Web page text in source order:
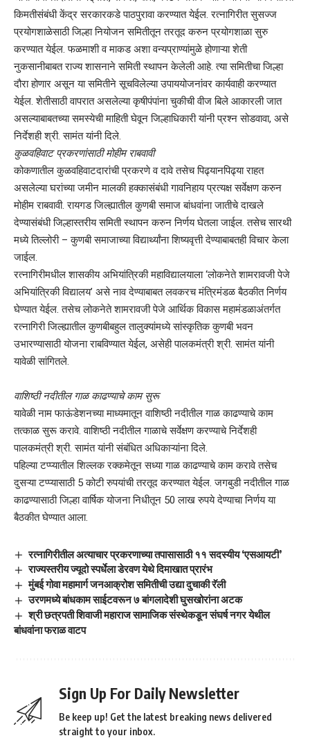
किमतीसंबंधी केंद्र सरकारकडे पाठपुरावा करण्यात येईल. रत्नागिरीत सुसज्ज
प्रयोगशाळेसाठी जिल्हा नियोजन समितीतून तरतूद करुन प्रयोगशाळा सुरु
करण्यात येईल. फळमाशी व माकड अशा वन्यप्राण्यांमुळे होणाऱ्या शेती
नुकसानीबाबत राज्य शासनाने समिती स्थापन केलेली आहे. त्या समितीचा जिल्हा
दौरा होणार असून या समितीने सूचविलेल्या उपाययोजनांवर कार्यवाही करण्यात
येईल. शेतीसाठी वापरात असलेल्या कृषीपंपांना चुकीची वीज बिले आकारली जात
असल्याबाबतच्या समस्येची माहिती घेवून जिल्हाधिकारी यांनी प्रश्न सोडवावा, असे
निर्देशही श्री. सामंत यांनी दिले.
कुळवहिवाट प्रकरणांसाठी मोहीम राबवावी
कोकणातील कुळवहिवाटदारांची प्रकरणे व दावे तसेच पिढ्यानपिढ्या राहत
असलेल्या घरांच्या जमीन मालकी हक्कासंबंधी गावनिहाय प्रत्यक्ष सर्वेक्षण करुन
मोहीम राबवावी. रायगड जिल्ह्यातील कुणबी समाज बांधवांना जातीचे दाखले
देण्यासंबंधी जिल्हास्तरीय समिती स्थापन करुन निर्णय घेतला जाईल. तसेच सारथी
मध्ये तिल्लोरी – कुणबी समाजाच्या विद्यार्थ्यांना शिष्यवृत्ती देण्याबाबतही विचार केला
जाईल.
रत्नागिरीमधील शासकीय अभियांत्रिकी महाविद्यालयाला ‘लोकनेते शामरावजी पेजे
अभियांत्रिकी विद्यालय’ असे नाव देण्याबाबत लवकरच मंत्रिमंडळ बैठकीत निर्णय
घेण्यात येईल. तसेच लोकनेते शामरावजी पेजे आर्थिक विकास महामंडळाअंतर्गत
रत्नागिरी जिल्ह्यातील कुणबीबहुल तालुक्यांमध्ये सांस्कृतिक कुणबी भवन
उभारण्यासाठी योजना राबविण्यात येईल, असेही पालकमंत्री श्री. सामंत यांनी
यावेळी सांगितले.
वाशिष्ठी नदीतील गाळ काढण्याचे काम सुरू
यावेळी नाम फाऊंडेशनच्या माध्यमातून वाशिष्ठी नदीतील गाळ काढण्याचे काम
तत्काळ सुरू करावे. वाशिष्ठी नदीतील गाळाचे सर्वेक्षण करण्याचे निर्देशही
पालकमंत्री श्री. सामंत यांनी संबंधित अधिकाऱ्यांना दिले.
पहिल्या टप्प्यातील शिल्लक रक्कमेतून सध्या गाळ काढण्याचे काम करावे तसेच
दुसऱ्या टप्प्यासाठी 5 कोटी रुपयांची तरतूद करण्यात येईल. जगबुडी नदीतील गाळ
काढण्यासाठी जिल्हा वार्षिक योजना निधीतून 50 लाख रुपये देण्याचा निर्णय या
बैठकीत घेण्यात आला.
रत्नागिरीतील अत्याचार प्रकरणाच्या तपासासाठी ११ सदस्यीय ‘एसआयटी’
राज्यस्तरीय ज्यूदो स्पर्धेला डेरवण येथे दिमाखात प्रारंभ
मुंबई गोवा महामार्ग जनआक्रोश समितीची उद्या दुचाकी रॅली
उरणमध्ये बांधकाम साईटवरून ७ बांगलादेशी घुसखोरांना अटक
श्री छत्रपती शिवाजी महाराज सामाजिक संस्थेकडून संघर्ष नगर येथील
बांधवांना फराळ वाटप
Sign Up For Daily Newsletter
Be keep up! Get the latest breaking news delivered
straight to your inbox.